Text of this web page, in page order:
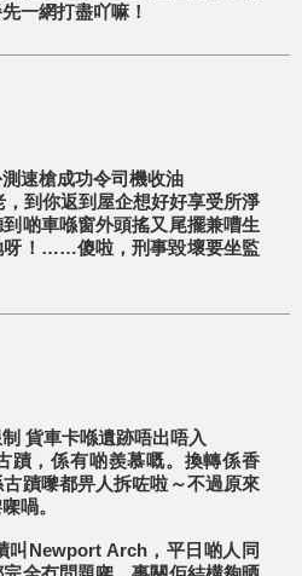
一網打盡吖嘛！
速槍成功令司機收油
到你返到屋企想好好享受所淨
啲車喺窗外頭搖又尾擺兼嘈生
呀！……傻啦，刑事毀壞要坐監
貨車卡喺遺跡唔出唔入
蹟，係有啲羨慕嘅。換轉係香
蹟嚟都畀人拆咗啦～不過原來
喎。
叫Newport Arch，平日啲人同